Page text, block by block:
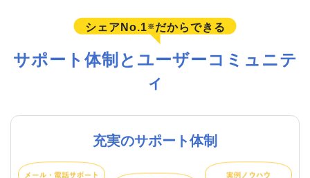
シェアNo.1※ だからできる
サポート体制とユーザーコミュニテ
ィ
充実のサポート体制